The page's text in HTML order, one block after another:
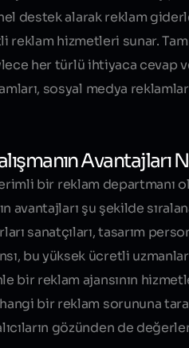
destek alarak reklam
reklam hizmetleri sunar.
her türlü ihtiyaca cevap
sosyal medya
Avantajları
bir reklam departmanı
avantajları şu şekilde
sanatçıları, tasarım
bu yüksek ücretli
bir reklam ajansının
bir reklam sorununa
gözünden de